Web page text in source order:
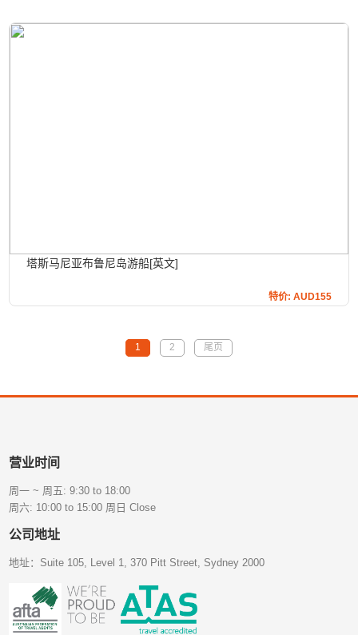
塔斯马尼亚布鲁尼岛游船[英文]
特价: AUD155
1 2 尾页
营业时间
周一 ~ 周五: 9:30 to 18:00
周六: 10:00 to 15:00 周日 Close
公司地址
地址：Suite 105, Level 1, 370 Pitt Street, Sydney 2000